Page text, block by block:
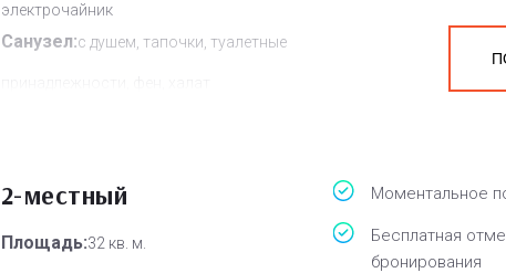
электрочайник
Санузел:с душем, тапочки, туалетные
Дополнительное место:
2-местный
Площадь:32 кв. м.
Моментальное
Бесплатная
бронирования